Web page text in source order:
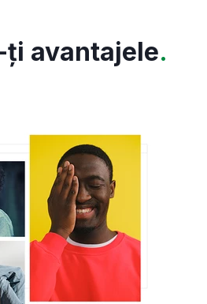
ți avantajele.